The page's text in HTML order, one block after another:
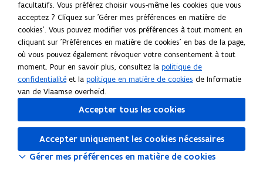
s
u
n
e
n
o
u
e
l
n
d
e
r
s
a
d
a
n
s
u
n
e
o
u
e
n
d
e
r
s
k
e
d
i
n
S
'
u
r
i
e
r
l
e
l
i
n
facultatifs. Vous préférez choisir vous-même les cookies que vous
acceptez ? Cliquez sur 'Gérer mes préférences en matière de
cookies'. Vous pouvez modifier vos préférences à tout moment en
cliquant sur 'Préférences en matière de cookies' en bas de la page,
où vous pouvez également révoquer votre consentement à tout
moment. Pour en savoir plus, consultez la politique de
confidentialité et la politique en matière de cookies de Informatie
van de Vlaamse overheid.
Accepter tous les cookies
Accepter uniquement les cookies nécessaires
Gérer mes préférences en matière de cookies